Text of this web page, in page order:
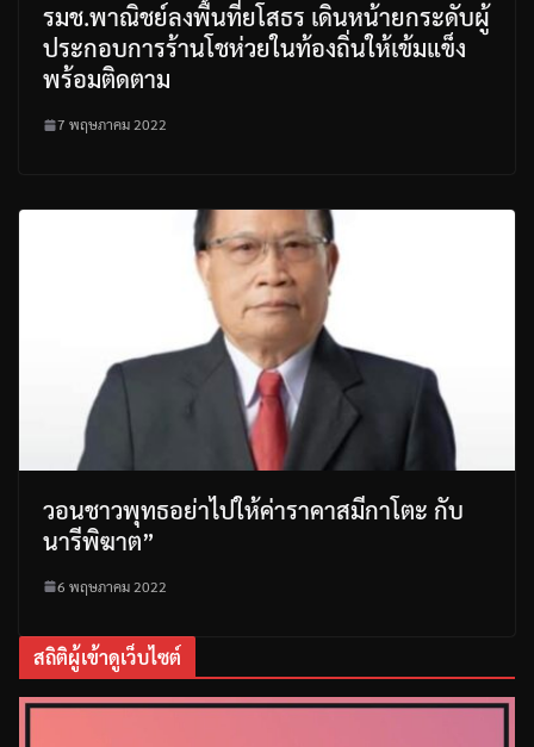
รมช.พาณิชย์ลงพื้นที่ยโสธร เดินหน้ายกระดับผู้
ประกอบการร้านโชห่วยในท้องถิ่นให้เข้มแข็ง
พร้อมติดตาม
7 พฤษภาคม 2022
วอนชาวพุทธอย่าไปให้ค่าราคาสมีกาโตะ กับ
นารีพิฆาต”
6 พฤษภาคม 2022
สถิติผู้เข้าดูเว็บไซต์